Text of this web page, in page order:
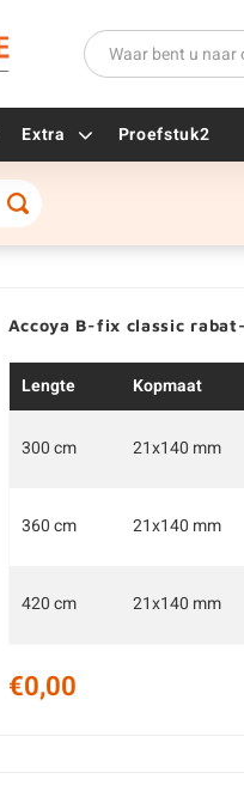
Extra
Hoekankers
Terrasdragers
PuraFix
Proefstuk2
Accoya B-fix classic
Lengte Kopmaat
300 cm 21x140 mm
360 cm 21x140 mm
420 cm 21x140 mm
€0,00